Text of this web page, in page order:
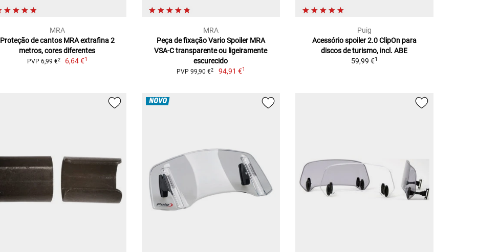
MRA
Proteção de cantos MRA extrafina 2
metros, cores diferentes
PVP 6,99 €2 6,64 €1
MRA
Peça de fixação Vario Spoiler MRA
VSA-C transparente ou ligeiramente
escurecido
PVP 99,90 €2 94,91 €1
Puig
Acessório spoiler 2.0 ClipOn para
discos de turismo, incl. ABE
59,99 €1
NOVO